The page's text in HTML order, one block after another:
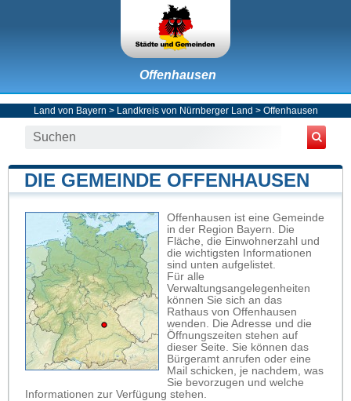
Offenhausen
Land von Bayern > Landkreis von Nürnberger Land > Offenhausen
DIE GEMEINDE OFFENHAUSEN
Offenhausen ist eine Gemeinde
in der Region Bayern. Die
Fläche, die Einwohnerzahl und
die wichtigsten Informationen
sind unten aufgelistet.
Für alle
Verwaltungsangelegenheiten
können Sie sich an das
Rathaus von Offenhausen
wenden. Die Adresse und die
Öffnungszeiten stehen auf
dieser Seite. Sie können das
Bürgeramt anrufen oder eine
Mail schicken, je nachdem, was
Sie bevorzugen und welche
Informationen zur Verfügung stehen.